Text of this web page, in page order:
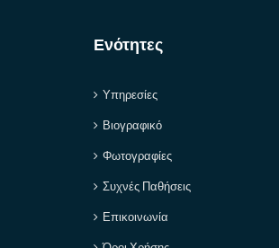
Ενότητες
Υπηρεσίες
Βιογραφικό
Φωτογραφίες
Συχνές Παθήσεις
Επικοινωνία